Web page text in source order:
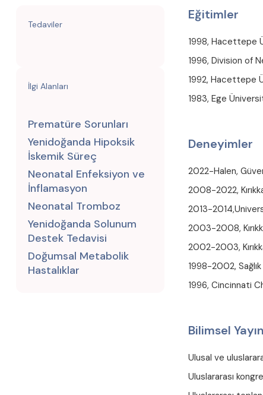
Tedaviler
İlgi Alanları
Prematüre Sorunları
Yenidoğanda Hipoksik
İskemik Süreç
Neonatal Enfeksiyon ve
İnflamasyon
Neonatal Tromboz
Yenidoğanda Solunum
Destek Tedavisi
Doğumsal Metabolik
Hastalıklar
Eğitimler
1998, Hacettepe
1996, Division of
1992, Hacettepe
1983, Ege
Deneyimler
2022-Halen,
2008-2022,
2013-
2003-2008,
2002-2003,
1998-2002,
1996, Cincinnati
Bilimsel
Ulusal ve
Uluslararası